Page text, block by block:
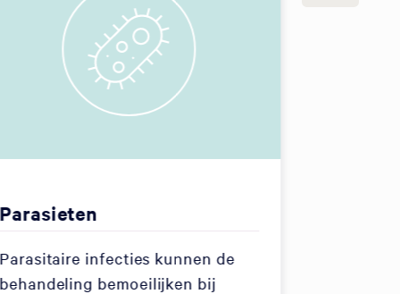
Parasieten
Parasitaire infecties kunnen de
behandeling bemoeilijken bij